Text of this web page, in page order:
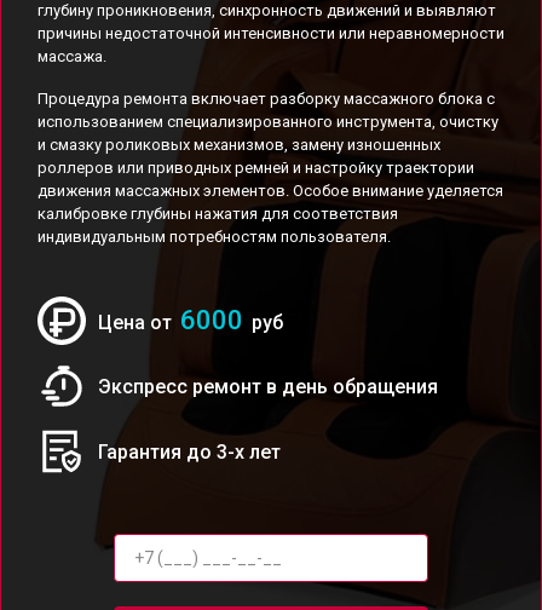
глубину проникновения, синхронность движений и выявляют
причины недостаточной интенсивности или неравномерности
массажа.
Процедура ремонта включает разборку массажного блока с
использованием специализированного инструмента, очистку
и смазку роликовых механизмов, замену изношенных
роллеров или приводных ремней и настройку траектории
движения массажных элементов. Особое внимание уделяется
калибровке глубины нажатия для соответствия
индивидуальным потребностям пользователя.
Цена от 6000 руб
Экспресс ремонт в день обращения
Гарантия до 3-х лет